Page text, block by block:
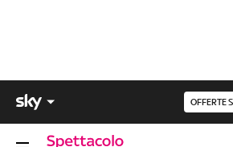
OFFERTE